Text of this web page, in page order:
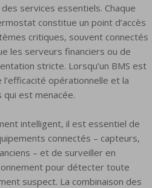
services essentiels. Chaque
constitue un point d’accès
critiques, souvent connectés
les serveurs financiers ou de
stricte. Lorsqu’un BMS est
opérationnelle et la
est menacée.
intelligent, il est essentiel de
connectés – capteurs,
– et de surveiller en
pour détecter toute
suspect. La combinaison des